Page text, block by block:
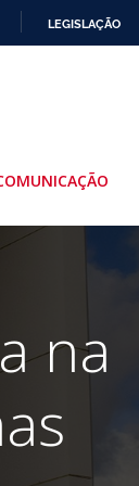
LEGISLAÇÃO
na